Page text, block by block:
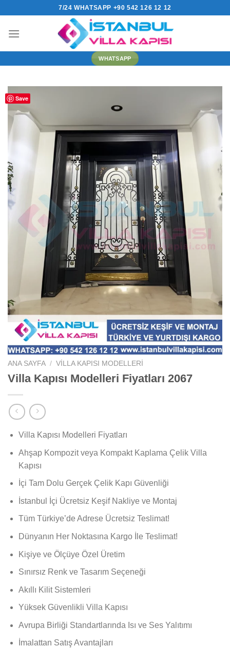
7/24 WHATSAPP +90 542 126 12 12
WHATSAPP
Save
ANA SAYFA / VILLA KAPISI MODELLERI
Villa Kapısı Modelleri Fiyatları 2067
Villa Kapısı Modelleri Fiyatları
Ahşap Kompozit veya Kompakt Kaplama Çelik Villa
Kapısı
İçi Tam Dolu Gerçek Çelik Kapı Güvenliği
İstanbul İçi Ücretsiz Keşif Nakliye ve Montaj
Tüm Türkiye’de Adrese Ücretsiz Teslimat!
Dünyanın Her Noktasına Kargo İle Teslimat!
Kişiye ve Ölçüye Özel Üretim
Sınırsız Renk ve Tasarım Seçeneği
Akıllı Kilit Sistemleri
Yüksek Güvenlikli Villa Kapısı
Avrupa Birliği Standartlarında Isı ve Ses Yalıtımı
İmalattan Satış Avantajları